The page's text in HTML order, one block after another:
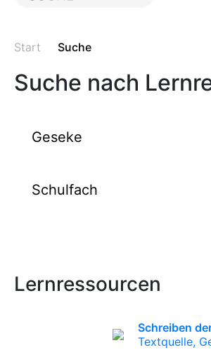
Start Suche
Suche nach
Lernressourcen
Schreiben
Textquelle,